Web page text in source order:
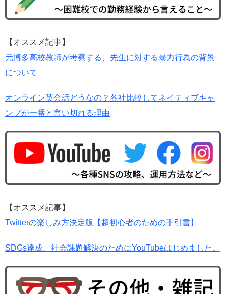
【オススメ記事】
元博多高校教師が考察する、先生に対する暴力行為の背景
について
オンライン英会話どうなの？各社比較してネイティブキャ
ンプが一番と言い切れる理由
【オススメ記事】
Twitterの楽しみ方決定版【超初心者のための手引書】
SDGs達成、社会課題解決のためにYouTubeはじめました。